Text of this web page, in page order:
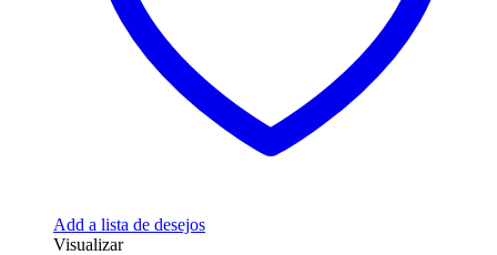
Add a lista de desejos
Visualizar